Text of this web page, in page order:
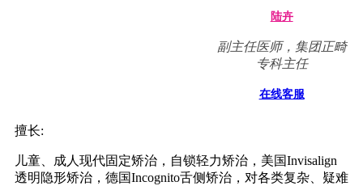
陆卉
副主任医师，集团正畸
专科主任
在线客服
擅长:
儿童、成人现代固定矫治，自锁轻力矫治，美国Invisalign
透明隐形矫治，德国Incognito舌侧矫治，对各类复杂、疑难